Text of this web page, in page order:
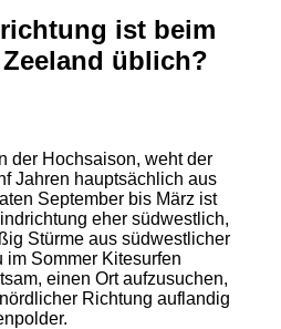
ist beim
üblich?
der Hochsaison, weht der
Jahren hauptsächlich aus
September bis März ist
eher südwestlich,
Stürme aus südwestlicher
im Sommer Kitesurfen
einen Ort aufzusuchen,
Richtung auflandig